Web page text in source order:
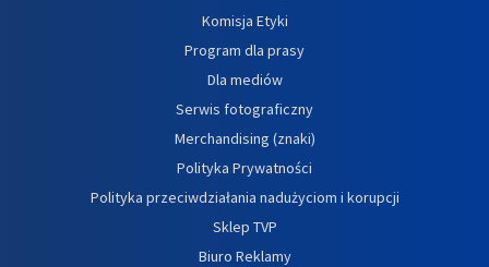
Komisja Etyki
Program dla prasy
Dla mediów
Serwis fotograficzny
Merchandising (znaki)
Polityka Prywatności
Polityka przeciwdziałania nadużyciom i korupcji
Sklep TVP
Biuro Reklamy